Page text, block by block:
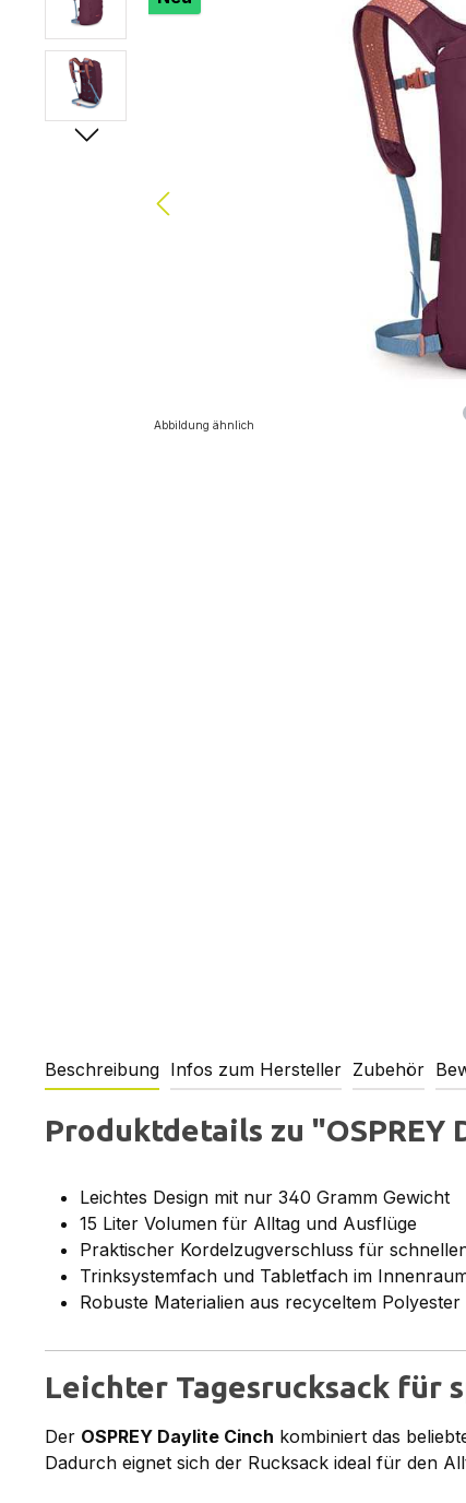
Abbildung ähnlich
Beschreibung Infos zum Hersteller Zubehör
Produktdetails zu
Leichtes Design mit nur 340 Gramm Gewicht
15 Liter Volumen für Alltag und Ausflüge
Praktischer Kordelzugverschluss für
Trinksystemfach und Tabletfach im
Robuste Materialien aus recyceltem Polyester
Leichter Tagesrucksack für
Der OSPREY Daylite Cinch kombiniert das
Dadurch eignet sich der Rucksack ideal für den